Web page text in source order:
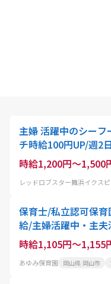
主婦 活躍中のシー
チ時給100円UP/週2
時給1,200円～1,500
レッドロブスター舞浜イクス
保育士/私立認可保
給/主婦活躍中・主夫
時給1,105円～1,155
あゆみ保育園 岡山県 岡山市